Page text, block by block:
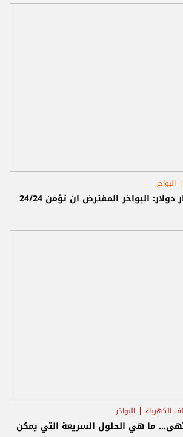
البواخر
كارادينيز تغادر بمليار دولار: البواخر المفترض ان تؤمن 24/24
الكهرباء البواخر
عقد كارباورشيب انتهى... ما هي الحلول السريعة التي يمكن